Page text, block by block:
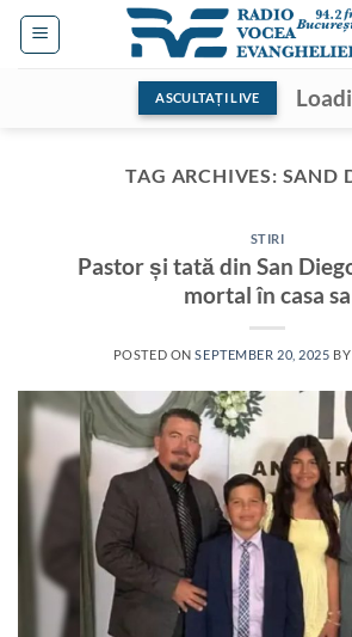
Skip
ASCULTAȚI LIVE
TAG ARCHIVES: SAND
STIRI
Pastor și tată din San
mortal în casa sa
POSTED ONSEPTEMBER 20, 2025 BY